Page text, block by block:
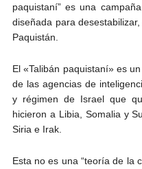
paquistaní” es una
diseñada para
Paquistán.
El «Talibán paquistaní» es
de las agencias de
y régimen de Israel que
hicieron a Libia, Somalia y
Siria e Irak.
Esta no es una “teoría de la